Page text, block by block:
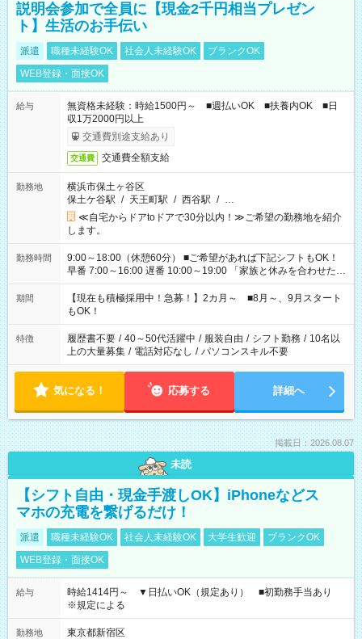
説明会参加で全員に【現金2千円相当プレゼン
ト】生活のお手伝い
派遣 職種未経験OK 社会人未経験OK
ブランクOK
WEB登録・面接OK
給与
無資格未経験：時給1500円～ ■週払いOK ■扶養内OK ■日
収1万2000円以上
交通費別途支給あり
交通費 交通費全額支給
勤務地
横浜市保土ヶ谷区
保土ケ谷駅 / 天王町駅 / 西谷駅 / …
≪自宅からドアtoドアで30分以内！≫ご希望の勤務地を紹介
します。
勤務時間
9:00～18:00（休憩60分） ■ご希望があれば下記シフトもOK！
早番 7:00～16:00 遅番 10:00～19:00 「家族と休みを合わせた
い」 「余裕を持って夕飯の準備がしたい」 「できれば残業はし
たくない」 など、ご希望を教えてくださいね。 ※Wワーク希望
の方へ 今ご覧のお仕事で希望する勤務時間と、もう1つのお仕事
の勤務時間。 合計で週40時間を超える場合は応募できません。
期間
【現在も積極採用中！急募！】2カ月～ ■8月～、9月スタート
もOK！
特徴 履歴書不要 / 40～50代活躍中 / 服装自由 / シフト勤務 / 10名以
上の大量募集 / 電話対応なし / パソコンスキル不要
気になる！ 応募する 詳細へ
掲載日：2026.08.07
未読
【シフト自由・現金手渡しOK】iPhoneなどス
マホの充電を繋げるだけ！
派遣 職種未経験OK 社会人未経験OK 大学生歓迎
ブランクOK
WEB登録・面接OK
給与
時給1414円～ ▼日払いOK（規定あり） ■初勤務手当あり
※規定による
勤務地
東京都新宿区